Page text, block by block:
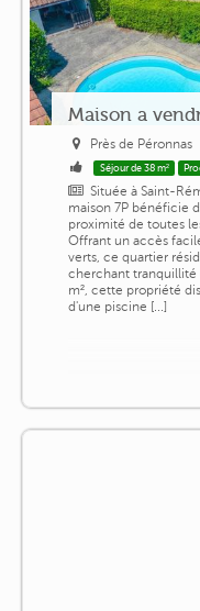
Maison a
Près de Péronnas
Séjour de 38 m²
Située à Saint-
maison 7P bénéficie
proximité de toutes
Offrant un accès
verts, ce quartier
cherchant tranquillité
m², cette propriété
d'une piscine [...]